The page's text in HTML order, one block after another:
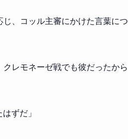
、コッル主審にかけた言葉につ
レモネーゼ戦でも彼だったから
ずだ」